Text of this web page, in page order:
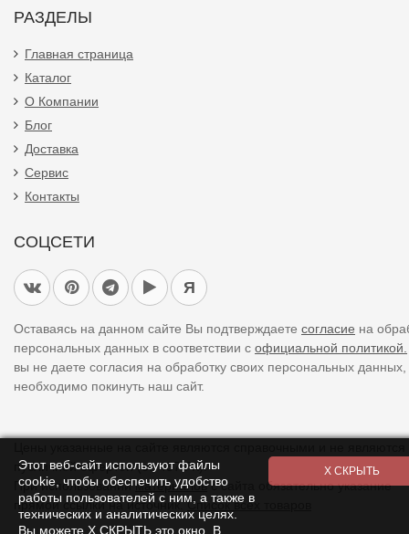
РАЗДЕЛЫ
Главная страница
Каталог
О Компании
Блог
Доставка
Сервис
Контакты
СОЦСЕТИ
Я
Оставаясь на данном сайте Вы подтверждаете согласие на
персональных данных в соответствии с официальной политикой.
вы не даете согласия на обработку своих персональных
необходимо покинуть наш сайт.
публичной офертой (ст. 437 ГК).
При использованииматериаловс сайта обязательно указание
прямой ссылки на источник.Список всех товаров
Этот веб-сайт используют файлы
cookie, чтобы обеспечить удобство
работы пользователей с ним, а также в
технических и аналитических целях.
Вы можете Х СКРЫТЬ это окно. В